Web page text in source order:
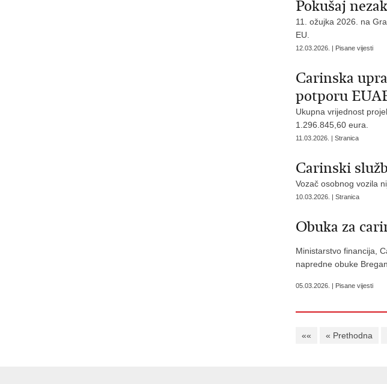
Pokušaj
11. ožujka 2026. na
EU.
12.03.2026. | Pisane vijesti
Carinska
potporu
Ukupna vrijednost
1.296.845,60 eura.
11.03.2026. | Stranica
Carinski
Vozač osobnog vozila
10.03.2026. | Stranica
Obuka za
Ministarstvo financija,
napredne obuke
05.03.2026. | Pisane vijesti
«« « Prethodna